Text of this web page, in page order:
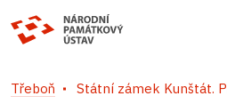
Třeboň Státní zámek Kunštát.